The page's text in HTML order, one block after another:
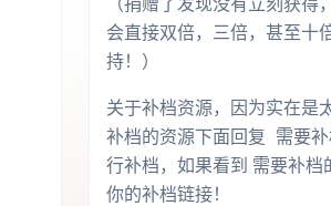
会直接双倍，三倍，甚至十
持！）
关于补档资源，因为实在是
补档的资源下面回复 需要
行补档，如果看到 需要补
你的补档链接！